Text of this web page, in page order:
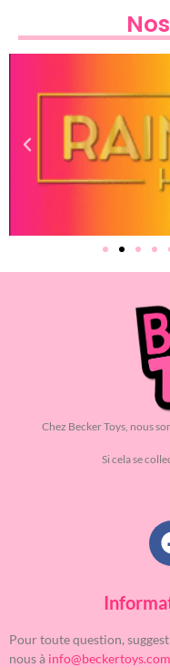
Chez Becker Toys, nous
Si cela se
Pour toute question,
nous à info@beckertoys.com